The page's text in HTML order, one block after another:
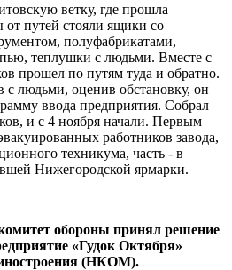
ветку, где прошла
от путей стояли ящики со
полуфабрикатами,
теплушки с людьми. Вместе с
прошел по путям туда и обратно.
людьми, оценив обстановку, он
ввода предприятия. Собрал
и с 4 ноября начали. Первым
работников завода,
техникума, часть - в
Нижегородской ярмарки.
обороны принял решение
«Гудок Октября»
(НКОМ).